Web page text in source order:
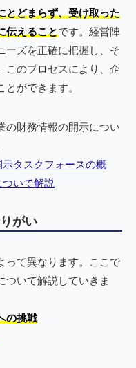
とどまらず、受け取った
伝えることです。経営陣
ーズを正確に把握し、そ
このプロセスにより、企
ができます。
の財務情報の開示につい
タスクフォースの概
いて解説
がい
って異なります。ここで
ついて解説していきま
の挑戦